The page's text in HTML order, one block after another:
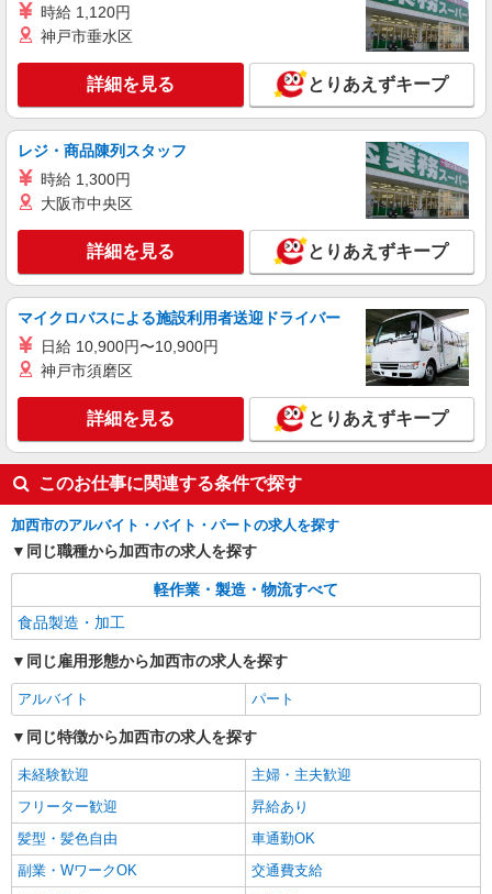
時給 1,120円
神戸市垂水区
詳細を見る とりあえずキープ
レジ・商品陳列スタッフ
時給 1,300円
大阪市中央区
詳細を見る とりあえずキープ
マイクロバスによる施設利用者送迎ドライバー
日給 10,900円〜10,900円
神戸市須磨区
詳細を見る とりあえずキープ
このお仕事に関連する条件で探す
加西市のアルバイト・バイト・パートの求人を探す
同じ職種から加西市の求人を探す
軽作業・製造・物流すべて
食品製造・加工
同じ雇用形態から加西市の求人を探す
アルバイト パート
同じ特徴から加西市の求人を探す
未経験歓迎
主婦・主夫歓迎
フリーター歓迎
昇給あり
髪型・髪色自由
車通勤OK
副業・WワークOK
交通費支給